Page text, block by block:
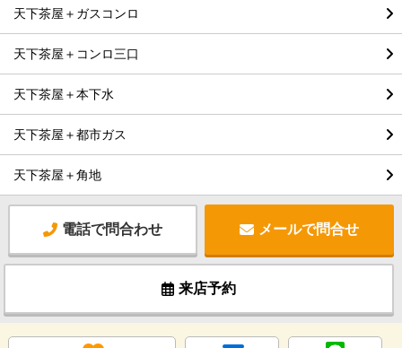
天下茶屋＋ガスコンロ
天下茶屋＋コンロ三口
天下茶屋＋本下水
天下茶屋＋都市ガス
天下茶屋＋角地
電話で問合わせ メールで問合せ
来店予約